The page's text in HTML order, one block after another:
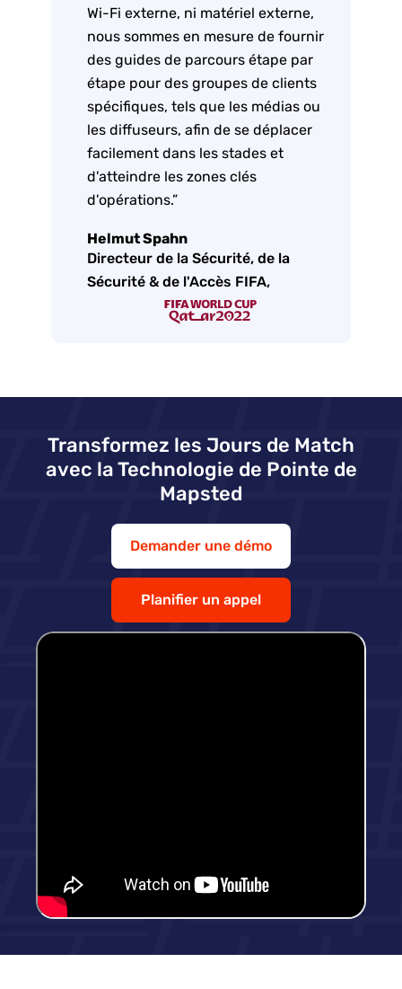
Wi-Fi externe, ni matériel externe,
nous sommes en mesure de fournir
des guides de parcours étape par
étape pour des groupes de clients
spécifiques, tels que les médias ou
les diffuseurs, afin de se déplacer
facilement dans les stades et
d'atteindre les zones clés
d'opérations.”
Helmut Spahn
Directeur de la Sécurité, de la
Sécurité & de l'Accès FIFA,
Transformez les Jours de Match
avec la Technologie de Pointe de
Mapsted
Demander une démo
Planifier un appel